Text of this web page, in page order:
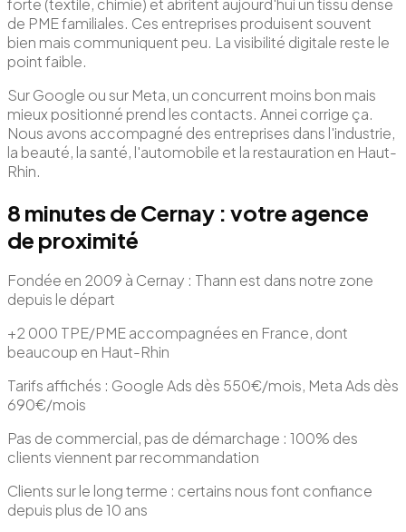
de PME familiales. Ces entreprises produisent souvent
bien mais communiquent peu. La visibilité digitale reste le
point faible.
Sur Google ou sur Meta, un concurrent moins bon mais
mieux positionné prend les contacts. Annei corrige ça.
Nous avons accompagné des entreprises dans l'industrie,
la beauté, la santé, l'automobile et la restauration en Haut-
Rhin.
8 minutes de Cernay : votre agence
de proximité
Fondée en 2009 à Cernay : Thann est dans notre zone
depuis le départ
+2 000 TPE/PME accompagnées en France, dont
beaucoup en Haut-Rhin
Tarifs affichés : Google Ads dès 550€/mois, Meta Ads dès
690€/mois
Pas de commercial, pas de démarchage : 100% des
clients viennent par recommandation
Clients sur le long terme : certains nous font confiance
depuis plus de 10 ans